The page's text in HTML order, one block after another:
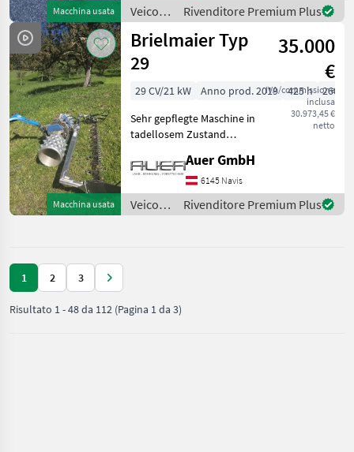
Macchina usata
Kunststoffstachel
Veicoli
agricoli
a
motore
/
Brielmaier
Rivenditore Premium Plus
Macchina usata
Brielmaier Typ
29
35.000
€
IVA/commissione
inclusa
30.973,45 €
netto
29 CV/21 kW Anno prod. 2019 425 h
260
Sehr gepflegte Maschine in
tadellosem Zustand
5 reihig mit Plastikstollen
und Metallspitzen 2, 6m
Portalmähwerk großer
Kühler Tipo
Auer GmbH
6145 Navis
Veicoli
agricoli
Rivenditore Premium Plus
1 2 3
Risultato 1-48da 112 (Pagina 1 da 3)